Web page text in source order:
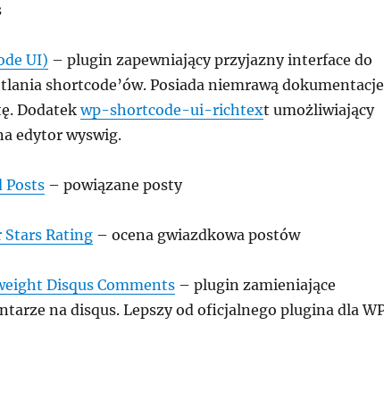
UI) – plugin zapewniający przyjazny interface do
shortcode’ów. Posiada niemrawą dokumentacje
Dodatekwp-shortcode-ui-richtext umożliwiający
edytor wyswig.
Posts– powiązane posty
Stars Rating– ocena gwiazdkowa postów
Disqus Comments– plugin zamieniające
na disqus. Lepszy od oficjalnego plugina dla
do WordPress”